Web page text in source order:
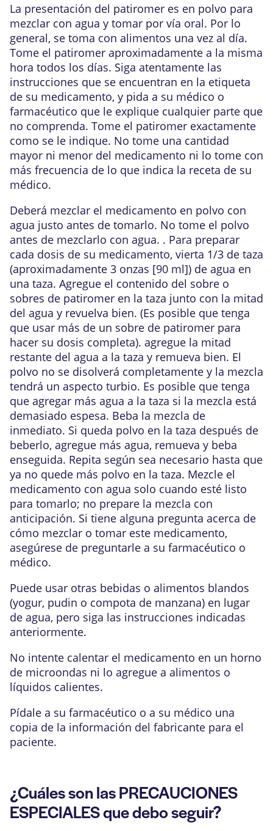
La presentación del patiromer es en polvo para
mezclar con agua y tomar por vía oral. Por lo
general, se toma con alimentos una vez al día.
Tome el patiromer aproximadamente a la misma
hora todos los días. Siga atentamente las
instrucciones que se encuentran en la etiqueta
de su medicamento, y pida a su médico o
farmacéutico que le explique cualquier parte que
no comprenda. Tome el patiromer exactamente
como se le indique. No tome una cantidad
mayor ni menor del medicamento ni lo tome con
más frecuencia de lo que indica la receta de su
médico.
Deberá mezclar el medicamento en polvo con
agua justo antes de tomarlo. No tome el polvo
antes de mezclarlo con agua. . Para preparar
cada dosis de su medicamento, vierta 1/3 de taza
(aproximadamente 3 onzas [90 ml]) de agua en
una taza. Agregue el contenido del sobre o
sobres de patiromer en la taza junto con la mitad
del agua y revuelva bien. (Es posible que tenga
que usar más de un sobre de patiromer para
hacer su dosis completa). agregue la mitad
restante del agua a la taza y remueva bien. El
polvo no se disolverá completamente y la mezcla
tendrá un aspecto turbio. Es posible que tenga
que agregar más agua a la taza si la mezcla está
demasiado espesa. Beba la mezcla de
inmediato. Si queda polvo en la taza después de
beberlo, agregue más agua, remueva y beba
enseguida. Repita según sea necesario hasta que
ya no quede más polvo en la taza. Mezcle el
medicamento con agua solo cuando esté listo
para tomarlo; no prepare la mezcla con
anticipación. Si tiene alguna pregunta acerca de
cómo mezclar o tomar este medicamento,
asegúrese de preguntarle a su farmacéutico o
médico.
Puede usar otras bebidas o alimentos blandos
(yogur, pudin o compota de manzana) en lugar
de agua, pero siga las instrucciones indicadas
anteriormente.
No intente calentar el medicamento en un horno
de microondas ni lo agregue a alimentos o
líquidos calientes.
Pídale a su farmacéutico o a su médico una
copia de la información del fabricante para el
paciente.
¿Cuáles son las PRECAUCIONES
ESPECIALES que debo seguir?